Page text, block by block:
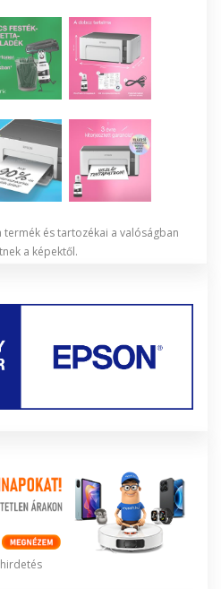
és tartozékai a valóságban
a képektől.
hirdetés